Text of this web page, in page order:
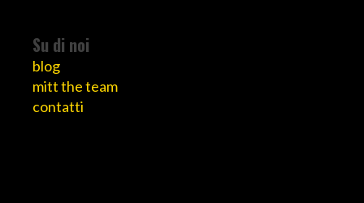
Su di noi
blog
mitt the team
contatti